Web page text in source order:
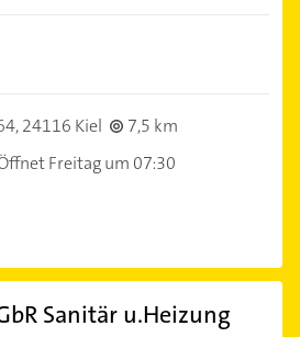
24116 Kiel
7,5 km
Freitag um 07:30
Sanitär u.Heizung